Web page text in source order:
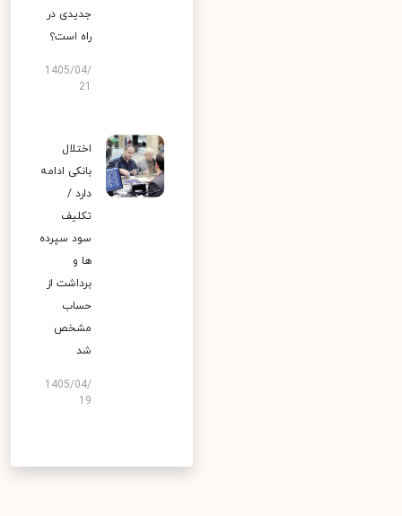
جدیدی در
راه است؟
1405/04/
اختلال
بانکی ادامه
دارد /
تکلیف
سود سپرده
ها و
برداشت از
حساب
مشخص
شد
1405/04/
19